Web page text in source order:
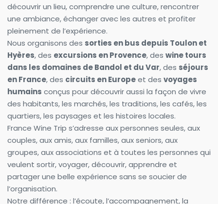
découvrir un lieu, comprendre une culture, rencontrer
une ambiance, échanger avec les autres et profiter
pleinement de l’expérience.
Nous organisons des sorties en bus depuis Toulon et
Hyères, des excursions en Provence, des wine tours
dans les domaines de Bandol et du Var, des séjours
en France, des circuits en Europe et des voyages
humains conçus pour découvrir aussi la façon de vivre
des habitants, les marchés, les traditions, les cafés, les
quartiers, les paysages et les histoires locales.
France Wine Trip s’adresse aux personnes seules, aux
couples, aux amis, aux familles, aux seniors, aux
groupes, aux associations et à toutes les personnes qui
veulent sortir, voyager, découvrir, apprendre et
partager une belle expérience sans se soucier de
l’organisation.
Notre différence : l’écoute, l’accompagnement, la